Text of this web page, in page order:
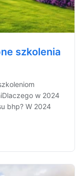
szkolenia
w 2024
bhp? W 2024